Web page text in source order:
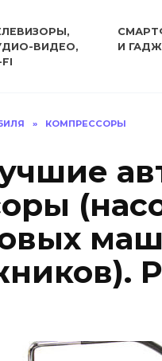
ВИДЕО,
FI
И
» КОМПРЕССОРЫ